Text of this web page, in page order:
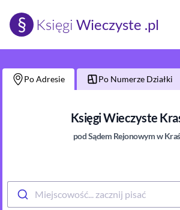
§ Księgi Wieczyste .pl
Po Adresie Po Numerze Działki
Księgi Wieczyste
pod Sądem Rejonowymw
Miejscowość... zacznij pisać